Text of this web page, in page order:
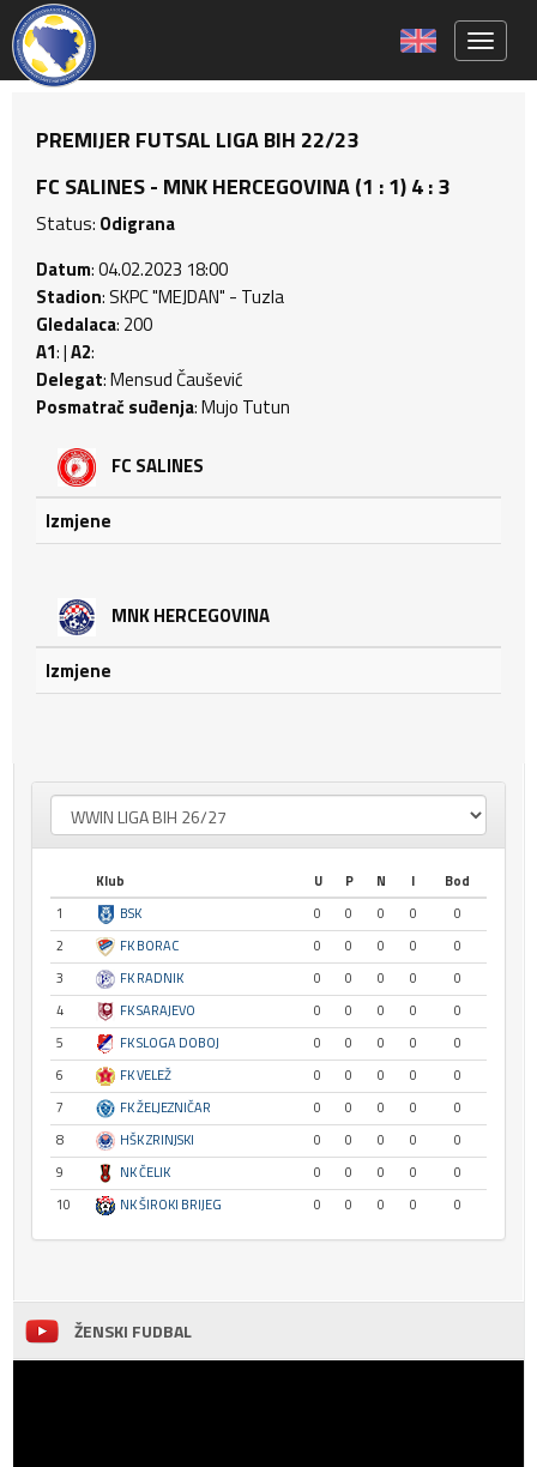
PREMIJER FUTSAL LIGA BIH 22/23
FC SALINES - MNK HERCEGOVINA (1 : 1) 4 : 3
Status: Odigrana
Datum: 04.02.2023 18:00
Stadion: SKPC "MEJDAN" - Tuzla
Gledalaca: 200
A1: |A2:
Delegat: Mensud Čaušević
Posmatrač suđenja: Mujo Tutun
FC SALINES
Izmjene
MNK HERCEGOVINA
Izmjene
Klub U P N I
Bod
1
BSK 0 0 0 0
0
2
FK BORAC 0 0 0 0
0
3
FK RADNIK 0 0 0 0
0
4
FK SARAJEVO 0 0 0 0
0
5
FK SLOGA DOBOJ 0 0 0 0
0
6
FK VELEŽ 0 0 0 0
0
7
FK ŽELJEZNIČAR 0 0 0 0
0
8
HŠK ZRINJSKI 0 0 0 0
0
9
NK ČELIK 0 0 0 0
0
10
NK ŠIROKI BRIJEG 0 0 0 0 0
ŽENSKI FUDBAL